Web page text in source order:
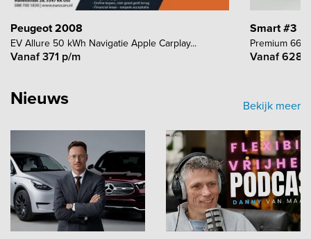
Peugeot 2008
EV Allure 50 kWh Navigatie Apple Carplay...
Vanaf 371 p/m
Smart #3
Premium 66
Vanaf 628
Nieuws Bekijk meer